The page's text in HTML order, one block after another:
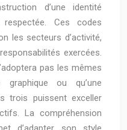
d’une identité
Ces codes
les secteurs d’activité,
exercées.
pas les mêmes
graphique ou qu’une
trois puissent exceller
La compréhension